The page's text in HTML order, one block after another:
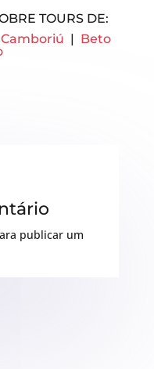
TOURS DE:
| Beto
publicar um